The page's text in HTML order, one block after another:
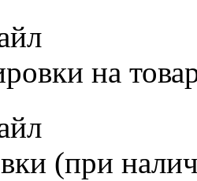
на
(при